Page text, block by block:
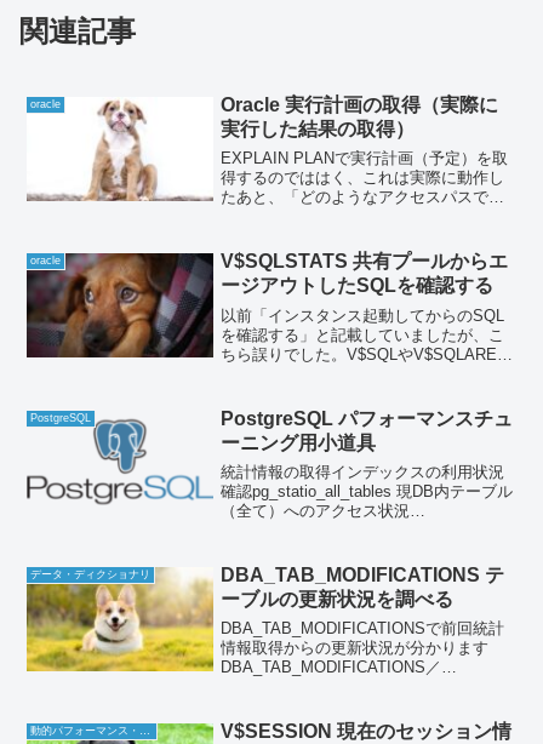
関連記事
oracle
Oracle 実行計画の取得（実際に
実行した結果の取得）
EXPLAIN PLANで実行計画（予定）を取
得するのでははく、これは実際に動作し
たあと、「どのようなアクセスパスであ
ちらのほうが使い勝手よくなりました。
oracle
V$SQLSTATS 共有プールからエ
ージアウトしたSQLを確認する
以前「インスタンス起動してからのSQL
を確認する」と記載していましたが、こ
ちら誤りでした。V$SQLやV$SQLAREA
いる事もありますが、決して「インスタ
ンスが起...
PostgreSQL
PostgreSQL パフォーマンスチュ
ーニング用小道具
統計情報の取得インデックスの利用状況
確認pg_statio_all_tables 現DB内テーブル
（全て）へのアクセス状況
定期的に保持すると、利...
データ・ディクショナリ
DBA_TAB_MODIFICATIONS テ
ーブルの更新状況を調べる
DBA_TAB_MODIFICATIONSで前回統計
情報取得からの更新状況が分かります
DBA_TAB_MODIFICATIONS／
ように行われたのか知...
動的パフォーマンス・ビュー
V$SESSION 現在のセッション情